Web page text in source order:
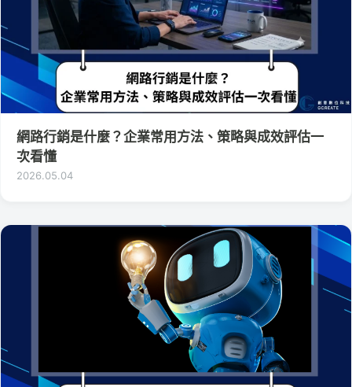
網路行銷是什麼？企業常用方法、策略與成效評估一
次看懂
2026.05.04